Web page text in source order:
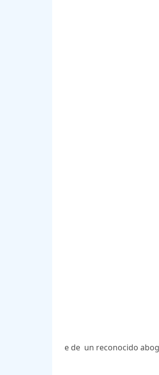
e de un reconocido